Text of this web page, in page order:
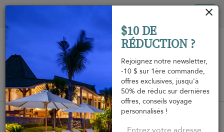
Vue sur la carte
$10 DE
RÉDUCTION ?
Rejoignez notre newsletter,
-10 $ sur 1ère commande,
offres exclusives, jusqu'à
50% de réduc sur dernières
offres, conseils voyage
personnalisés !
Vos paramètres de cookies